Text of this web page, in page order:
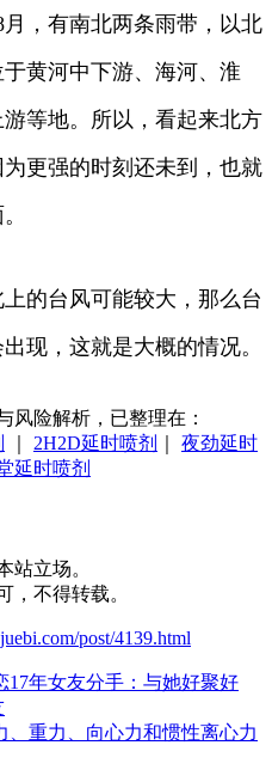
，有南北两条雨带，以北
黄河中下游、海河、淮
等地。所以，看起来北方
更强的时刻还未到，也就
的台风可能较大，那么台
现，这就是大概的情况。
风险解析，已整理在：
2H2D延时喷剂
夜劲延时
延时喷剂
站立场。
，不得转载。
post/4139.html
17年女友分手：与她好聚好
、重力、向心力和惯性离心力